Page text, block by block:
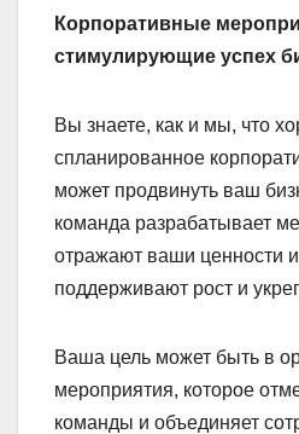
Корпоративные
стимулирующие успех
Вы знаете, как и мы, что
спланированное
может продвинуть ваш
команда разрабатывает
отражают ваши ценности
поддерживают рост и
Ваша цель может быть в
мероприятия, которое
команды и объединяет